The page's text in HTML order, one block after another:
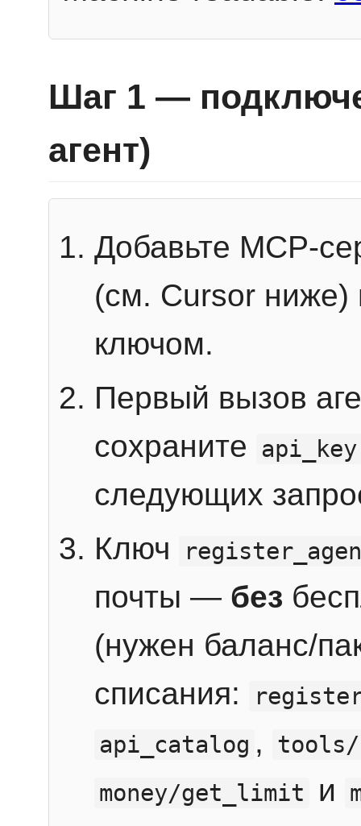
Шаг 1 —
агент)
Добавьте MCP-
(см. Cursor ниже)
ключом.
Первый вызов
сохраните
api_key
следующих
Ключ
почты — без
(нужен баланс/
списания:
api_catalog ,
money/get_limit
и